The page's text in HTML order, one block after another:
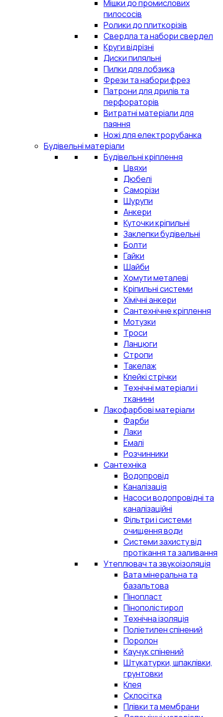
Мішки до промислових
пилососів
Ролики до плиткорізів
Свердла та набори свердел
Круги відрізні
Диски пиляльні
Пилки для лобзика
Фрези та набори фрез
Патрони для дрилів та
перфораторів
Витратні матеріали для
паяння
Ножі для електрорубанка
Будівельні матеріали
Будівельні кріплення
Цвяхи
Дюбелі
Саморізи
Шурупи
Анкери
Куточки кріпильні
Заклепки будівельні
Болти
Гайки
Шайби
Хомути металеві
Кріпильні системи
Хімічні анкери
Сантехнічне кріплення
Мотузки
Троси
Ланцюги
Стропи
Такелаж
Клейкі стрічки
Технічні матеріали і
тканини
Лакофарбові матеріали
Фарби
Лаки
Емалі
Розчинники
Сантехніка
Водопровід
Каналізація
Насоси водопровідні та
каналізаційні
Фільтри і системи
очищення води
Системи захисту від
протікання та заливання
Утеплювач та звукоізоляція
Вата мінеральна та
базальтова
Пінопласт
Пінополістирол
Технічна ізоляція
Поліетилен спінений
Поролон
Каучук спінений
Штукатурки, шпаклівки,
грунтовки
Клея
Склосітка
Плівки та мембрани